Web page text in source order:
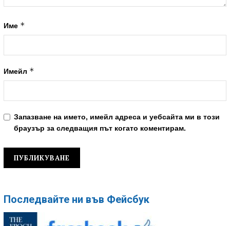
Име *
Имейл *
Запазване на името, имейл адреса и уебсайта ми в този
браузър за следващия път когато коментирам.
Последвайте ни във Фейсбук